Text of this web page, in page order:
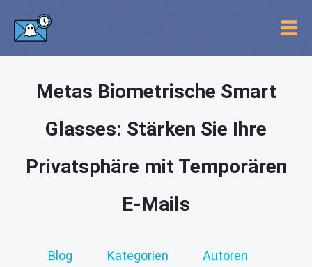
Metas Biometrische Smart
Glasses: Stärken Sie Ihre
Privatsphäre mit Temporären
E-Mails
Blog Kategorien Autoren